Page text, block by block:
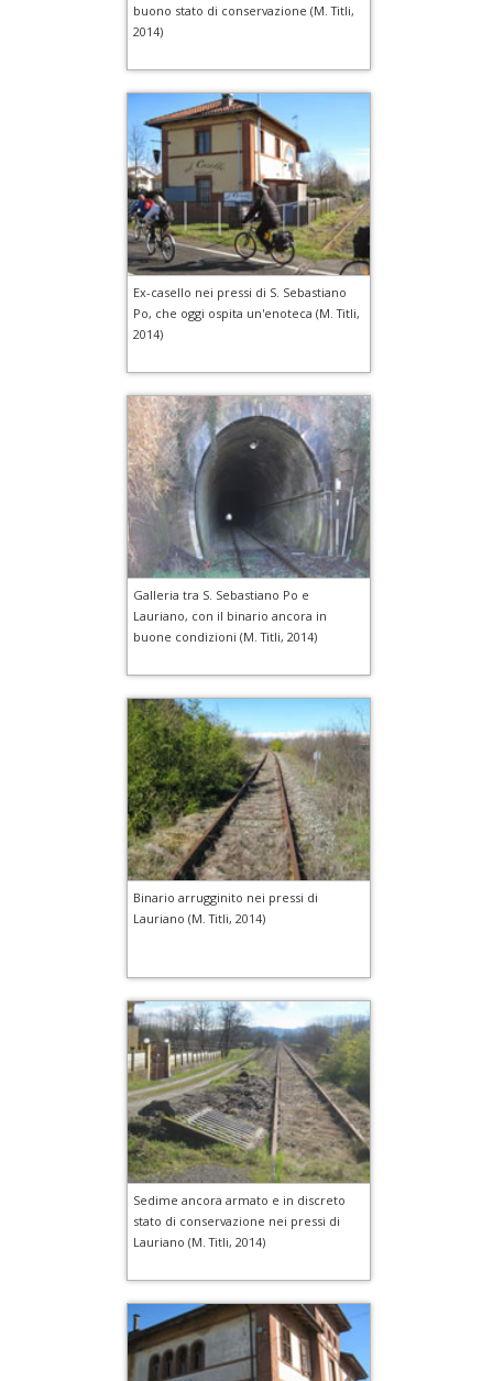
buono stato di conservazione (M. Titli,
2014)
Ex-casello nei pressi di S. Sebastiano
Po, che oggi ospita un'enoteca (M. Titli,
2014)
Galleria tra S. Sebastiano Po e
Lauriano, con il binario ancora in
buone condizioni (M. Titli, 2014)
Binario arrugginito nei pressi di
Lauriano (M. Titli, 2014)
Sedime ancora armato e in discreto
stato di conservazione nei pressi di
Lauriano (M. Titli, 2014)